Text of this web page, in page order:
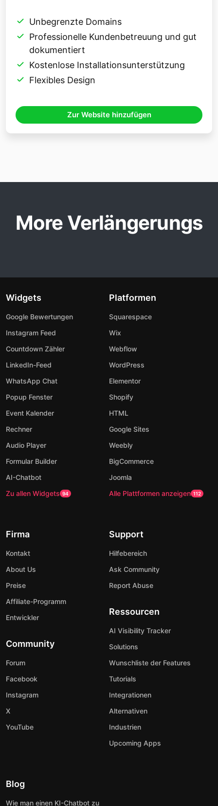
Unbegrenzte Domains
Professionelle Kundenbetreuung und gut
dokumentiert
Kostenlose Installationsunterstützung
Flexibles Design
Zur Website hinzufügen
More Verlängerungs
Widgets
Google Bewertungen
Instagram Feed
Countdown Zähler
LinkedIn-Feed
WhatsApp Chat
Popup Fenster
Event Kalender
Rechner
Audio Player
Formular Builder
AI-Chatbot
Zu allen Widgets 94
Platformen
Squarespace
Wix
Webflow
WordPress
Elementor
Shopify
HTML
Google Sites
Weebly
BigCommerce
Joomla
Alle Plattformen anzeigen 112
Firma
Kontakt
About Us
Preise
Affiliate-Programm
Entwickler
Community
Forum
Facebook
Instagram
X
YouTube
Support
Hilfebereich
Ask Community
Report Abuse
Ressourcen
AI Visibility Tracker
Solutions
Wunschliste der Features
Tutorials
Integrationen
Alternativen
Industrien
Upcoming Apps
Blog
Wie man einen KI-Chatbot zu